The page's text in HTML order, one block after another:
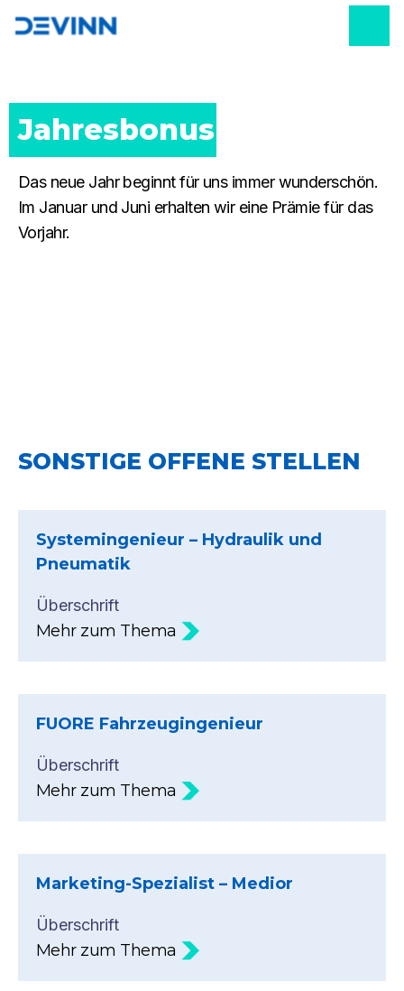
Jahresbonus
Das neue Jahr beginnt für uns immer wunderschön.
Im Januar und Juni erhalten wir eine Prämie für das
Vorjahr.
SONSTIGE OFFENE STELLEN
Systemingenieur – Hydraulik und
Pneumatik
Überschrift
Mehr zum Thema
FUORE Fahrzeugingenieur
Überschrift
Mehr zum Thema
Marketing-Spezialist – Medior
Überschrift
Mehr zum Thema